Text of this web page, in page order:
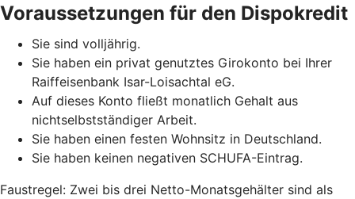
Voraussetzungen für den Dispokredit
Sie sind volljährig.
Sie haben ein privat genutztes Girokonto bei Ihrer
Raiffeisenbank Isar-Loisachtal eG.
Auf dieses Konto fließt monatlich Gehalt aus
nichtselbstständiger Arbeit.
Sie haben einen festen Wohnsitz in Deutschland.
Sie haben keinen negativen SCHUFA-Eintrag.
Faustregel: Zwei bis drei Netto-Monatsgehälter sind als